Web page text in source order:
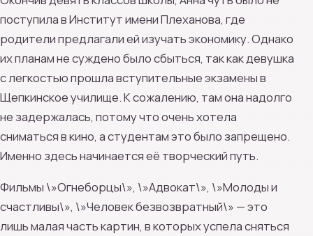
поступила в Институт имени Плеханова, где
родители предлагали ей изучать экономику. Однако
их планам не суждено было сбыться, так как девушка
с легкостью прошла вступительные экзамены в
Щепкинское училище. К сожалению, там она надолго
не задержалась, потому что очень хотела
сниматься в кино, а студентам это было запрещено.
Именно здесь начинается её творческий путь.
Фильмы \»Огнеборцы\», \»Адвокат\», \»Молоды и
счастливы\», \»Человек безвозвратный\» — это
лишь малая часть картин, в которых успела сняться